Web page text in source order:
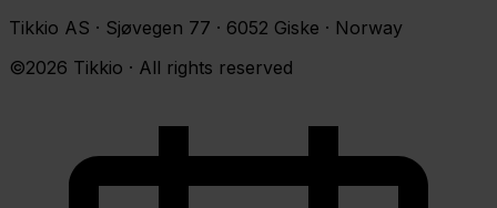
Tikkio AS · Sjøvegen 77 · 6052 Giske · Norway
©2026 Tikkio · All rights reserved